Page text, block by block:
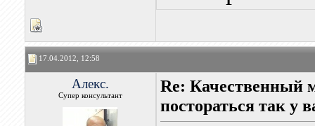
17.04.2012, 12:58
Алекс.
Супер консультант
Re: Качественный
постораться так у